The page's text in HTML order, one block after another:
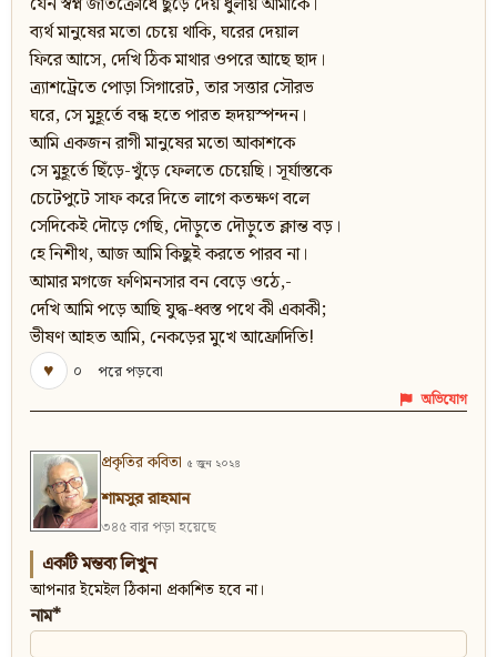
ব্যর্থ মানুষের মতো চেয়ে থাকি, ঘরের দেয়াল
ফিরে আসে, দেখি ঠিক মাথার ওপরে আছে ছাদ।
ত্র্যাশট্রেতে পোড়া সিগারেট, তার সত্তার সৌরভ
ঘরে, সে মুহূর্তে বন্ধ হতে পারত হৃদয়স্পন্দন।
আমি একজন রাগী মানুষের মতো আকাশকে
সে মুহূর্তে ছিঁড়ে-খুঁড়ে ফেলতে চেয়েছি। সূর্যাস্তকে
চেটেপুটে সাফ করে দিতে লাগে কতক্ষণ বলে
সেদিকেই দৌড়ে গেছি, দৌড়ুতে দৌড়ুতে ক্লান্ত বড়।
হে নিশীথ, আজ আমি কিছুই করতে পারব না।
আমার মগজে ফণিমনসার বন বেড়ে ওঠে,-
দেখি আমি পড়ে আছি যুদ্ধ-ধ্বস্ত পথে কী একাকী;
ভীষণ আহত আমি, নেকড়ের মুখে আফ্রোদিতি!
♥
০ পরে পড়বো
অভিযোগ
প্রকৃতির কবিতা ৫ জুন ২০২৪
শামসুর রাহমান
৩৪৫ বার পড়া হয়েছে
একটি মন্তব্য লিখুন
আপনার ইমেইল ঠিকানা প্রকাশিত হবে না।
নাম*